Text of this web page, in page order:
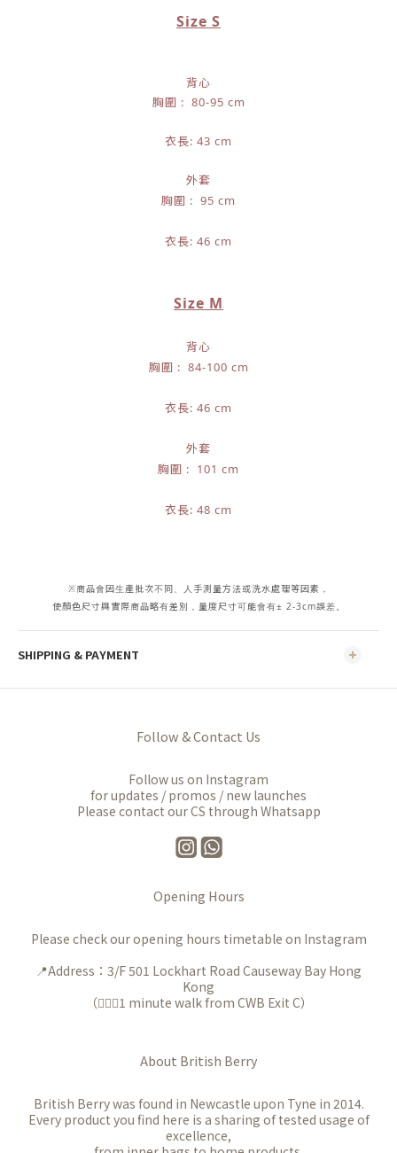
Size S
背心
胸圍 : 80-95 cm
衣長: 43 cm
外套
胸圍 : 95 cm
衣長: 46 cm
Size M
背心
胸圍 : 84-100 cm
衣長: 46 cm
外套
胸圍 : 101 cm
衣長: 48 cm
※商品會因生產批次不同、人手測量方法或洗水處理等因素，
使顏色尺寸與實際商品略有差別，量度尺寸可能會有± 2-3cm誤差。
SHIPPING & PAYMENT
Follow & Contact Us
Follow us on Instagram
for updates / promos / new launches
Please contact our CS through Whatsapp
Opening Hours
Please check our opening hours timetable on Instagram
📍Address：3/F 501 Lockhart Road Causeway Bay Hong
Kong
（🚶🏻‍♀️1 minute walk from CWB Exit C）
About British Berry
British Berry was found in Newcastle upon Tyne in 2014.
Every product you find here is a sharing of tested usage of
excellence,